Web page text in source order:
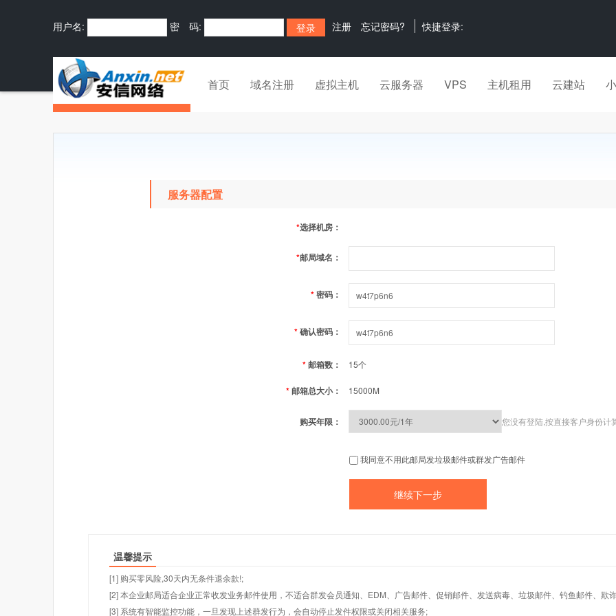
用户名: 密 码: 注册 忘记密码? 快捷登录:
首页 域名注册 虚拟主机 云服务器 VPS 主机租用 云建站
服务器配置
*选择机房：
*邮局域名：
*密码：
*确认密码：
*邮箱数： 15个
*邮箱总大小： 15000M
购买年限： 您没有登陆,按直接客户身份计
我同意不用此邮局发垃圾邮件或群发广告邮件
温馨提示
[1] 购买零风险,30天内无条件退余款!;
[2] 本企业邮局适合企业正常收发业务邮件使用，不适合群发会员通知、EDM、广告邮件、促销邮件、发送病毒、垃圾邮件、钓鱼邮件、欺
[3] 系统有智能监控功能，一旦发现上述群发行为，会自动停止发件权限或关闭相关服务;